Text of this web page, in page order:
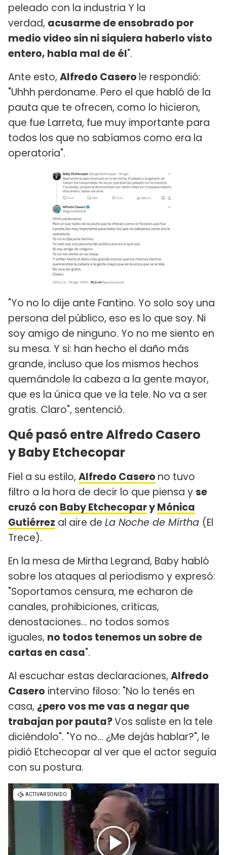
peleado con la industria Y la
verdad, acusarme de ensobrado por
medio video sin ni siquiera haberlo visto
entero, habla mal de él".
Ante esto, Alfredo Casero le respondió:
"Uhhh perdoname. Pero el que habló de la
pauta que te ofrecen, como lo hicieron,
que fue Larreta, fue muy importante para
todos los que no sabíamos como era la
operatoria".
"Yo no lo dije ante Fantino. Yo solo soy una
persona del público, eso es lo que soy. Ni
soy amigo de ninguno. Yo no me siento en
su mesa. Y si: han hecho el daño más
grande, incluso que los mismos hechos
quemándole la cabeza a la gente mayor,
que es la única que ve la tele. No va a ser
gratis. Claro", sentenció.
Qué pasó entre Alfredo Casero
y Baby Etchecopar
Fiel a su estilo, Alfredo Casero no tuvo
filtro a la hora de decir lo que piensa yse
cruzó con Baby EtchecoparyMónica
Gutiérrez al aire de La Noche de Mirtha (El
Trece).
En la mesa de Mirtha Legrand, Baby habló
sobre los ataques al periodismo y expresó:
"Soportamos censura, me echaron de
canales, prohibiciones, críticas,
denostaciones... no todos somos
iguales, no todos tenemos un sobre de
cartas en casa".
Al escuchar estas declaraciones, Alfredo
Casero intervino filoso: "No lo tenés en
casa, ¿pero vos me vas a negar que
trabajan por pauta?Vos saliste en la tele
diciéndolo". "Yo no... ¿Me dejás hablar?", le
pidió Etchecopar al ver que el actor seguía
con su postura.